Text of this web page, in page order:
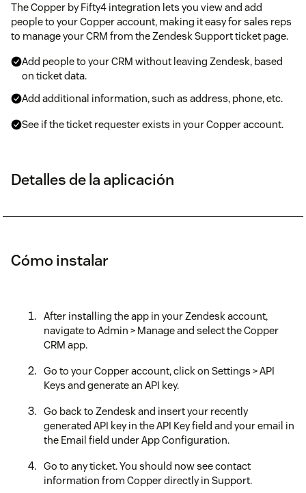
The Copper by Fifty4 integration lets you view and add
people to your Copper account, making it easy for sales reps
to manage your CRM from the Zendesk Support ticket page.
Add people to your CRM without leaving Zendesk, based
on ticket data.
Add additional information, such as address, phone, etc.
See if the ticket requester exists in your Copper account.
Detalles de la aplicación
Cómo instalar
After installing the app in your Zendesk account,
navigate to Admin > Manage and select the Copper
CRM app.
Go to your Copper account, click on Settings > API
Keys and generate an API key.
Go back to Zendesk and insert your recently
generated API key in the API Key field and your email in
the Email field under App Configuration.
Go to any ticket. You should now see contact
information from Copper directly in Support.